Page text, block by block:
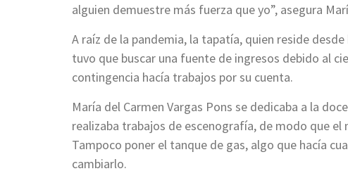
alguien demuestre más fuerza que yo”, asegura
A raíz de la pandemia, la tapatía, quien reside
tuvo que buscar una fuente de ingresos debido al
contingencia hacía trabajos por su cuenta.
María del Carmen Vargas Pons se dedicaba a la
realizaba trabajos de escenografía, de modo que
Tampoco poner el tanque de gas, algo que hacía
cambiarlo.